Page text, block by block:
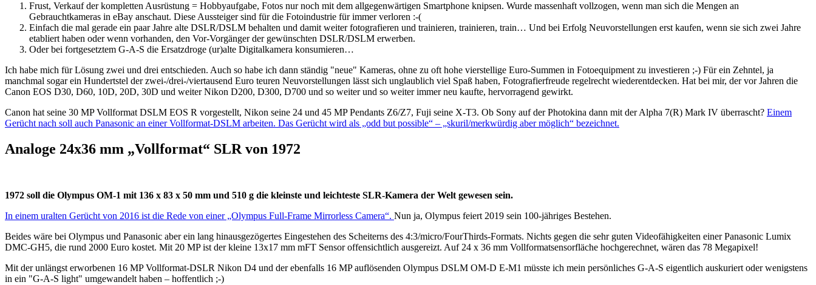
Frust, Verkauf der kompletten Ausrüstung = Hobbyaufgabe, Fotos nur noch mit dem allgegenwärtigen Smartphone knipsen. Wurde massenhaft vollzogen, wenn man sich die Mengen an
Gebrauchtkameras in eBay anschaut. Diese Aussteiger sind für die Fotoindustrie für immer verloren :-(
Einfach die mal gerade ein paar Jahre alte DSLR/DSLM behalten und damit weiter fotografieren und trainieren, trainieren, train… Und bei Erfolg Neuvorstellungen erst kaufen, wenn sie sich zwei Jahre
etabliert haben oder wenn vorhanden, den Vor-Vorgänger der gewünschten DSLR/DSLM erwerben.
Oder bei fortgesetztem G-A-S die Ersatzdroge (ur)alte Digitalkamera konsumieren…
Ich habe mich für Lösung zwei und drei entschieden. Auch so habe ich dann ständig "neue" Kameras, ohne zu oft hohe vierstellige Euro-Summen in Fotoequipment zu investieren ;-) Für ein Zehntel, ja
manchmal sogar ein Hundertstel der zwei-/drei-/viertausend Euro teuren Neuvorstellungen lässt sich unglaublich viel Spaß haben, Fotografierfreude regelrecht wiederentdecken. Hat bei mir, der vor Jahren die
Canon EOS D30, D60, 10D, 20D, 30D und weiter Nikon D200, D300, D700 und so weiter und so weiter immer neu kaufte, hervorragend gewirkt.
Canon hat seine 30 MP Vollformat DSLM EOS R vorgestellt, Nikon seine 24 und 45 MP Pendants Z6/Z7, Fuji seine X-T3. Ob Sony auf der Photokina dann mit der Alpha 7(R) Mark IV überrascht? Einem
Gerücht nach soll auch Panasonic an einer Vollformat-DSLM arbeiten. Das Gerücht wird als „odd but possible“ – „skuril/merkwürdig aber möglich“ bezeichnet.
Analoge 24x36 mm „Vollformat“ SLR von 1972
1972 soll die Olympus OM-1 mit 136 x 83 x 50 mm und 510 g die kleinste und leichteste SLR-Kamera der Welt gewesen sein.
In einem uralten Gerücht von 2016 ist die Rede von einer „Olympus Full-Frame Mirrorless Camera“. Nun ja, Olympus feiert 2019 sein 100-jähriges Bestehen.
Beides wäre bei Olympus und Panasonic aber ein lang hinausgezögertes Eingestehen des Scheiterns des 4:3/micro/FourThirds-Formats. Nichts gegen die sehr guten Videofähigkeiten einer Panasonic Lumix
DMC-GH5, die rund 2000 Euro kostet. Mit 20 MP ist der kleine 13x17 mm mFT Sensor offensichtlich ausgereizt. Auf 24 x 36 mm Vollformatsensorfläche hochgerechnet, wären das 78 Megapixel!
Mit der unlängst erworbenen 16 MP Vollformat-DSLR Nikon D4 und der ebenfalls 16 MP auflösenden Olympus DSLM OM-D E-M1 müsste ich mein persönliches G-A-S eigentlich auskuriert oder wenigstens
in ein "G-A-S light" umgewandelt haben – hoffentlich ;-)